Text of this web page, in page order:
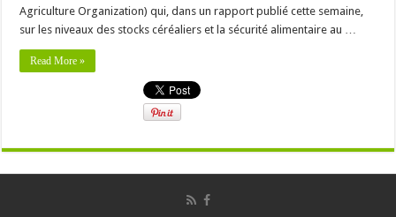
Agriculture Organization) qui, dans un rapport publié cette semaine,
sur les niveaux des stocks céréaliers et la sécurité alimentaire au …
Read More »